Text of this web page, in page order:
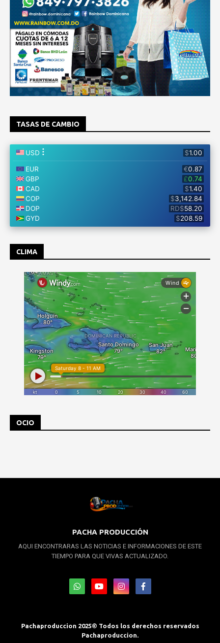
TASAS DE CAMBIO
CLIMA
OCIO
PACHA PRODUCCIÓN
AQUI ENCONTRARAS LAS NOTICIAS E INFORMACIONES DE ESTE
TIEMPO PARA QUE VIVAS ACTUALIZADO.
Pachaproduccion 2025© Todos los derechos reservados
Pachaproduccion.